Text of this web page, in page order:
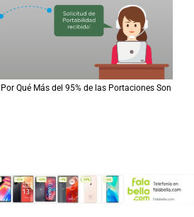
Qué Más del 95% de las Portaciones Son